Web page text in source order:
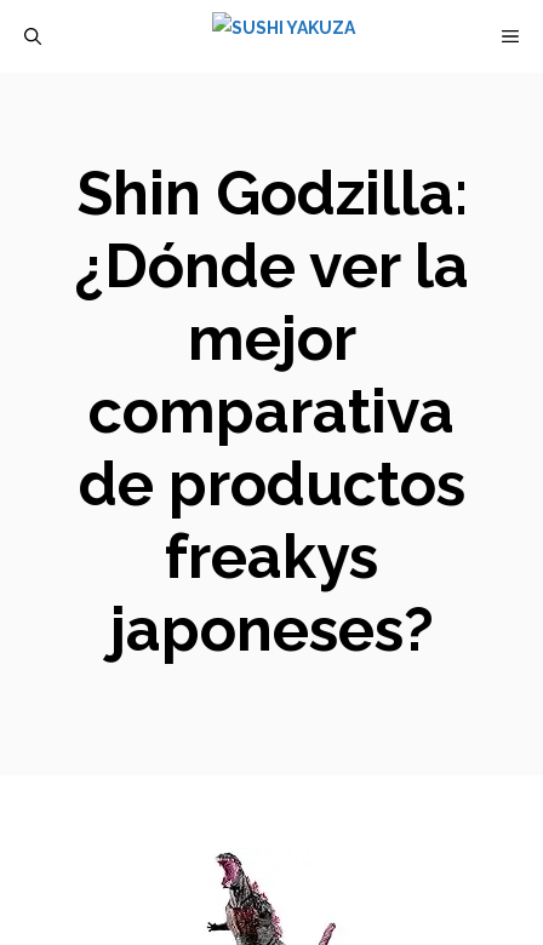
Shin Godzilla:
¿Dónde ver la
mejor
comparativa
de productos
freakys
japoneses?